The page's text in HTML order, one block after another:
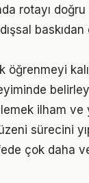
rotayı
ilham
sürecini
çok daha